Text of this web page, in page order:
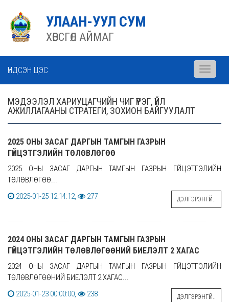
УЛААН-УУЛ СУМ
ХӨВСГӨЛ АЙМАГ
ҮНДСЭН ЦЭС
Toggle
МЭДЭЭЛЭЛ ХАРИУЦАГЧИЙН ЧИГ ҮҮРЭГ, ҮЙЛ
АЖИЛЛАГААНЫ СТРАТЕГИ, ЗОХИОН БАЙГУУЛАЛТ
2025 ОНЫ ЗАСАГ ДАРГЫН ТАМГЫН ГАЗРЫН
ГҮЙЦЭТГЭЛИЙН ТӨЛӨВЛӨГӨӨ
2025 ОНЫ ЗАСАГ ДАРГЫН ТАМГЫН ГАЗРЫН ГҮЙЦЭТГЭЛИЙН
ТӨЛӨВЛӨГӨӨ...
2025-01-25 12:14:12,
277 ДЭЛГЭРЭНГҮЙ..
2024 ОНЫ ЗАСАГ ДАРГЫН ТАМГЫН ГАЗРЫН
ГҮЙЦЭТГЭЛИЙН ТӨЛӨВЛӨГӨӨНИЙ БИЕЛЭЛТ 2 ХАГАС
2024 ОНЫ ЗАСАГ ДАРГЫН ТАМГЫН ГАЗРЫН ГҮЙЦЭТГЭЛИЙН
ТӨЛӨВЛӨГӨӨНИЙ БИЕЛЭЛТ 2 ХАГАС...
2025-01-23 00:00:00,
238 ДЭЛГЭРЭНГҮЙ..